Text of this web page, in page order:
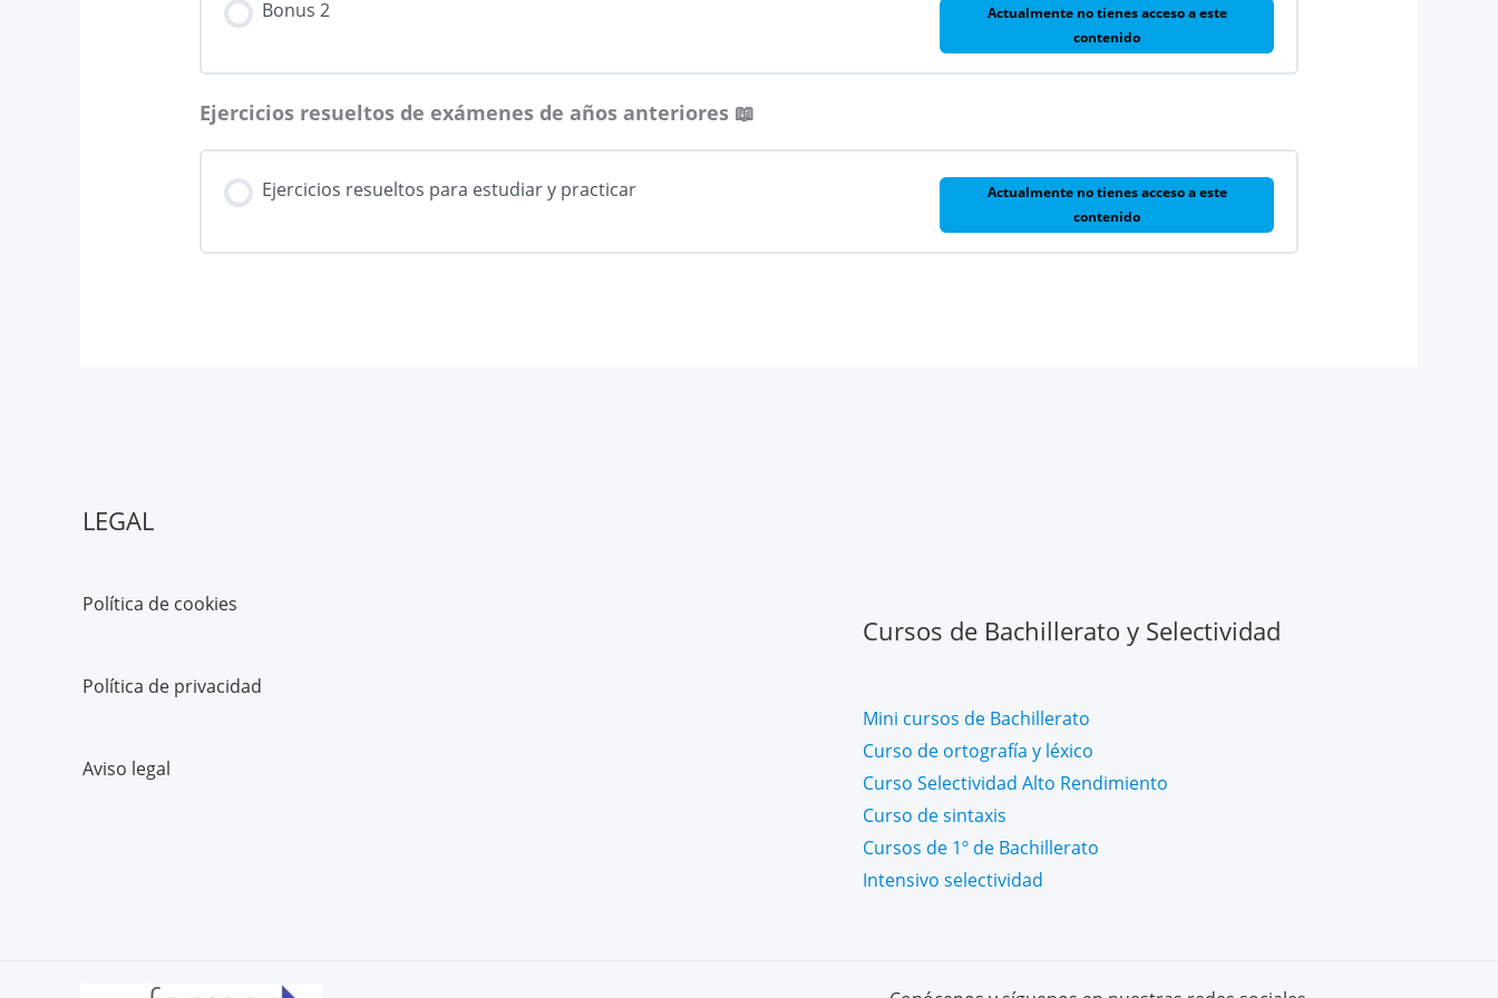
Bonus 2
Actualmente no tienes acceso a este
contenido
Ejercicios resueltos de exámenes de años anteriores 📖
Ejercicios resueltos para estudiar y practicar
Actualmente no tienes acceso a este
contenido
LEGAL
Política de cookies
Política de privacidad
Aviso legal
Cursos de Bachillerato y Selectividad
Mini cursos de Bachillerato
Curso de ortografía y léxico
Curso Selectividad Alto Rendimiento
Curso de sintaxis
Cursos de 1º de Bachillerato
Intensivo selectividad